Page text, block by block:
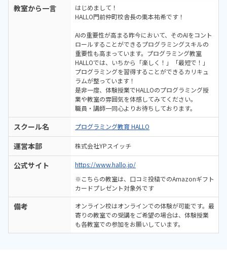
教室から一言
はじめまして！
HALLO門前仲町校舎長の栗本祐希です！
AIの重要性が高まる昨今において、そのAIをコント
ロールすることができるプログラミングスキルの
重要性も高まっています。プログラミング教室
HALLOでは、いちから「楽しく！」「最短で！」
プログラミングを習得することができるカリキュ
ラムが整っています！
是非一度、体験授業でHALLOのプログラミング授
業や教室の雰囲気を体感してみてください。
職員・講師一同心よりお待ちしております。
スクール名 プログラミング教育 HALLO
運営本部 株式会社YPスイッチ
公式サイト
https://www.hallo.jp/
※こちらの教室は、口コミ投稿でのAmazonギフト
カードプレゼント対象外です
備考
オンライン校はオンラインでの体験が可能です。最
寄りの教室での受講をご希望の場合は、体験授業
も各教室での参加をお願いしています。